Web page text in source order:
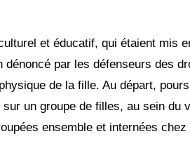
et éducatif, qui étaient mis
dénoncé par les défenseurs des
de la fille. Au départ,
un groupe de filles, au sein du
ensemble et internées